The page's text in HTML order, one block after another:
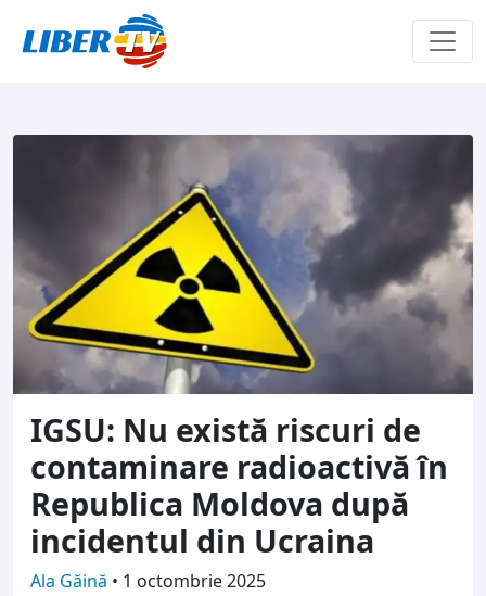
IGSU: Nu există riscuri de
contaminare radioactivă în
Republica Moldova după
incidentul din Ucraina
Ala Găină • 1 octombrie 2025